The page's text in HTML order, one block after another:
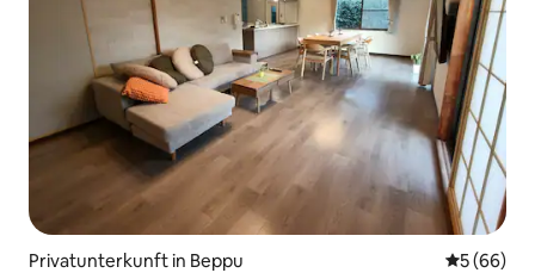
Privatunterkunft in Beppu
5 (66)